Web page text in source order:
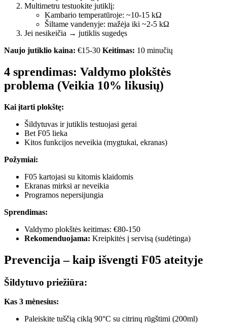
Multimetru testuokite jutiklį:
Kambario temperatūroje: ~10-15 kΩ
Šiltame vandenyje: mažėja iki ~2-5 kΩ
Jei nesikeičia → jutiklis sugedęs
Naujo jutiklio kaina: €15-30 Keitimas: 10 minučių
4 sprendimas: Valdymo plokštės
problema (Veikia 10% likusių)
Kai įtarti plokštę:
Šildytuvas ir jutiklis testuojasi gerai
Bet F05 lieka
Kitos funkcijos neveikia (mygtukai, ekranas)
Požymiai:
F05 kartojasi su kitomis klaidomis
Ekranas mirksi ar neveikia
Programos nepersijungia
Sprendimas:
Valdymo plokštės keitimas: €80-150
Rekomenduojama: Kreipkitės į servisą (sudėtinga)
Prevencija – kaip išvengti F05 ateityje
Šildytuvo priežiūra:
Kas 3 mėnesius:
Paleiskite tuščią ciklą 90°C su citrinų rūgštimi (200ml)